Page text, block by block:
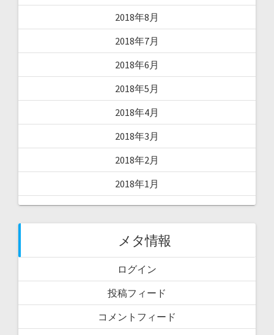
2018年8月
2018年7月
2018年6月
2018年5月
2018年4月
2018年3月
2018年2月
2018年1月
メタ情報
ログイン
投稿フィード
コメントフィード